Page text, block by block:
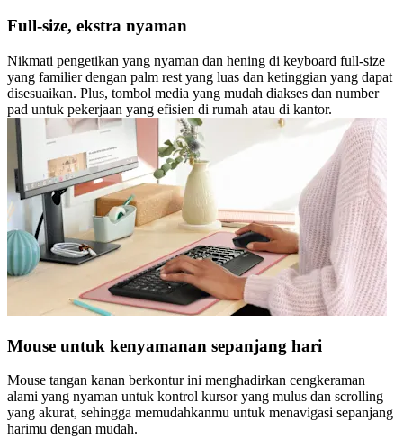
Full-size, ekstra nyaman
Nikmati pengetikan yang nyaman dan hening di keyboard full-size
yang familier dengan palm rest yang luas dan ketinggian yang dapat
disesuaikan. Plus, tombol media yang mudah diakses dan number
pad untuk pekerjaan yang efisien di rumah atau di kantor.
Mouse untuk kenyamanan sepanjang hari
Mouse tangan kanan berkontur ini menghadirkan cengkeraman
alami yang nyaman untuk kontrol kursor yang mulus dan scrolling
yang akurat, sehingga memudahkanmu untuk menavigasi sepanjang
harimu dengan mudah.